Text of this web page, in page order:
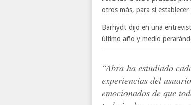
otros más, para sí
Barhydt dijo en una
último año y medio
“Abra ha estudiado
experiencias del
emocionados de que